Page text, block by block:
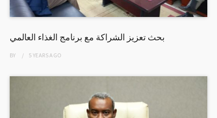
بحث تعزيز الشراكة مع برنامج الغذاء العالمي
BY 5 YEARSAGO